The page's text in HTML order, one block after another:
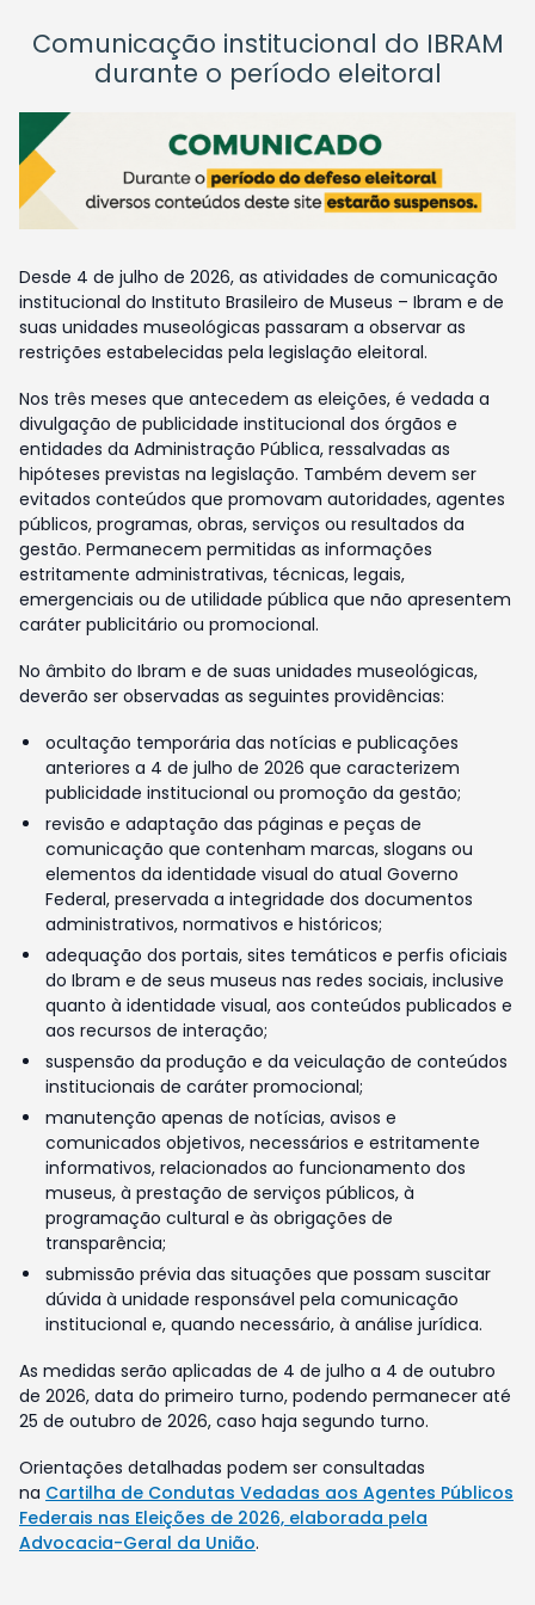
Comunicação institucional do IBRAM
durante o período eleitoral
Desde 4 de julho de 2026, as atividades de comunicação
institucional do Instituto Brasileiro de Museus – Ibram e de
suas unidades museológicas passaram a observar as
restrições estabelecidas pela legislação eleitoral.
Nos três meses que antecedem as eleições, é vedada a
divulgação de publicidade institucional dos órgãos e
entidades da Administração Pública, ressalvadas as
hipóteses previstas na legislação. Também devem ser
evitados conteúdos que promovam autoridades, agentes
públicos, programas, obras, serviços ou resultados da
gestão. Permanecem permitidas as informações
estritamente administrativas, técnicas, legais,
emergenciais ou de utilidade pública que não apresentem
caráter publicitário ou promocional.
No âmbito do Ibram e de suas unidades museológicas,
deverão ser observadas as seguintes providências:
ocultação temporária das notícias e publicações
anteriores a 4 de julho de 2026 que caracterizem
publicidade institucional ou promoção da gestão;
revisão e adaptação das páginas e peças de
comunicação que contenham marcas, slogans ou
elementos da identidade visual do atual Governo
Federal, preservada a integridade dos documentos
administrativos, normativos e históricos;
adequação dos portais, sites temáticos e perfis oficiais
do Ibram e de seus museus nas redes sociais, inclusive
quanto à identidade visual, aos conteúdos publicados e
aos recursos de interação;
suspensão da produção e da veiculação de conteúdos
institucionais de caráter promocional;
manutenção apenas de notícias, avisos e
comunicados objetivos, necessários e estritamente
informativos, relacionados ao funcionamento dos
museus, à prestação de serviços públicos, à
programação cultural e às obrigações de
transparência;
submissão prévia das situações que possam suscitar
dúvida à unidade responsável pela comunicação
institucional e, quando necessário, à análise jurídica.
As medidas serão aplicadas de 4 de julho a 4 de outubro
de 2026, data do primeiro turno, podendo permanecer até
25 de outubro de 2026, caso haja segundo turno.
Orientações detalhadas podem ser consultadas
na Cartilha de Condutas Vedadas aos Agentes Públicos
Federais nas Eleições de 2026, elaborada pela
Advocacia-Geral da União.